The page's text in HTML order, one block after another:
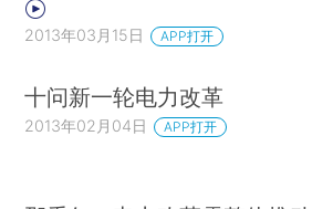
2013年03月15日 APP打开
十问新一轮电力改革
2013年02月04日 APP打开